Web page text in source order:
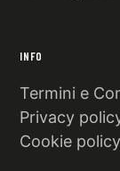
INFO
Termini e
Privacy
Cookie policy